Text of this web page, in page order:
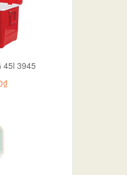
45l 3945